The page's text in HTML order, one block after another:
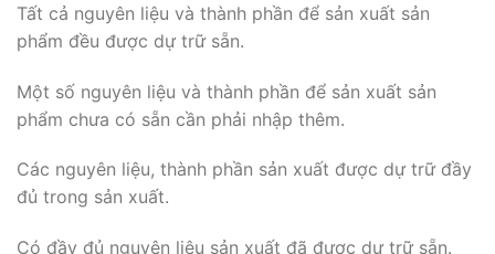
Tất cả nguyên liệu và thành phần để sản xuất sản
phẩm đều được dự trữ sẵn.
Một số nguyên liệu và thành phần để sản xuất sản
phẩm chưa có sẵn cần phải nhập thêm.
Các nguyên liệu, thành phần sản xuất được dự trữ đầy
đủ trong sản xuất.
Có đầy đủ nguyên liệu sản xuất đã được dự trữ sẵn.